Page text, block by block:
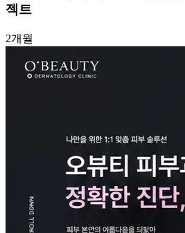
젝트
2개월